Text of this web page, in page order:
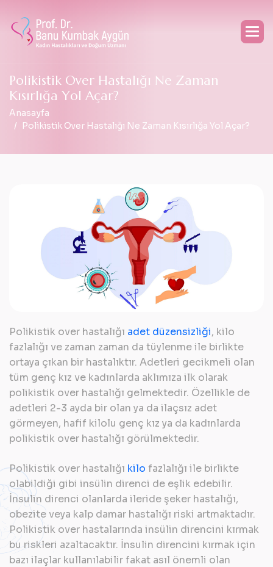
Polikistik Over Hastalığı Ne Zaman
Kısırlığa Yol Açar?
Anasayfa
Polikistik Over Hastalığı Ne Zaman Kısırlığa Yol Açar?
Polikistik over hastalığı adet düzensizliği, kilo
fazlalığı ve zaman zaman da tüylenme ile birlikte
ortaya çıkan bir hastalıktır. Adetleri gecikmeli olan
tüm genç kız ve kadınlarda aklımıza ilk olarak
polikistik over hastalığı gelmektedir. Özellikle de
adetleri 2-3 ayda bir olan ya da ilaçsız adet
görmeyen, hafif kilolu genç kız ya da kadınlarda
polikistik over hastalığı görülmektedir.
Polikistik over hastalığı kilo fazlalığı ile birlikte
olabildiği gibi insülin direnci de eşlik edebilir.
İnsulin direnci olanlarda ileride şeker hastalığı,
obezite veya kalp damar hastalığı riski artmaktadır.
Polikistik over hastalarında insülin direncini kırmak
bu riskleri azaltacaktır. İnsulin direncini kırmak için
bazı ilaçlar kullanılabilir fakat asıl önemli olan